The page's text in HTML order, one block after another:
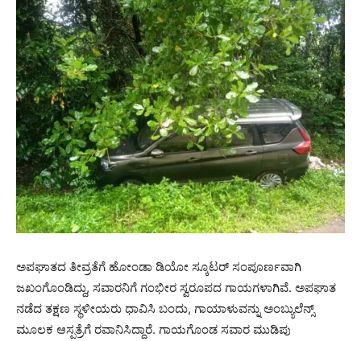
ಅಪಘಾತದ ತೀವ್ರತೆಗೆ ಹೋಂಡಾ ಡಿಯೋ ಸ್ಕೂಟರ್ ಸಂಪೂರ್ಣವಾಗಿ
ಜಖಂಗೊಂಡಿದ್ದು, ಸವಾರನಿಗೆ ಗಂಭೀರ ಸ್ವರೂಪದ ಗಾಯಗಳಾಗಿವೆ. ಅಪಘಾತ
ನಡೆದ ತಕ್ಷಣ ಸ್ಥಳೀಯರು ಧಾವಿಸಿ ಬಂದು, ಗಾಯಾಳುವನ್ನು ಅಂಬ್ಯುಲೆನ್ಸ್
ಮೂಲಕ ಆಸ್ಪತ್ರೆಗೆ ರವಾನಿಸಿದ್ದಾರೆ. ಗಾಯಗೊಂಡ ಸವಾರ ಮುಡಿಪು